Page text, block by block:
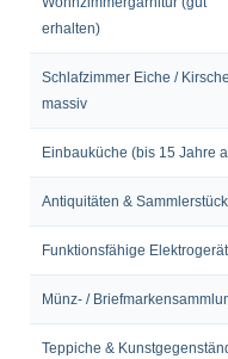
erhalten)
Schlafzimmer Eiche / Kirsche
massiv
Einbauküche (bis 15 Jahre
Antiquitäten &
Funktionsfähige
Münz- /
Teppiche &